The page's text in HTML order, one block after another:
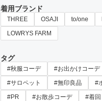
着用ブランド
THREE OSAJI to/one
LOWRYS FARM
タグ
#秋服コーデ #お出かけコーデ
#サロペット
#無印良品 #
#PR
#お散歩コーデ #着